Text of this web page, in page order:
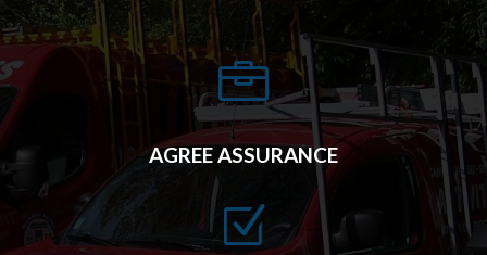

AGREE ASSURANCE
Z